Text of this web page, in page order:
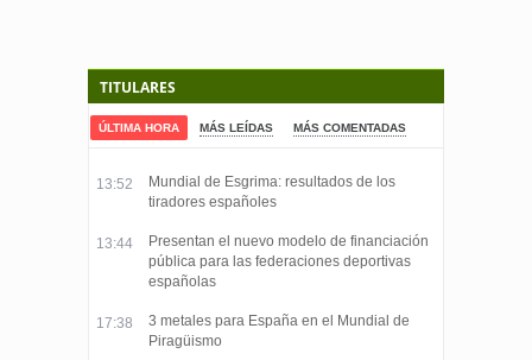
TITULARES
ÚLTIMA HORA MÁS LEÍDAS MÁS COMENTADAS
13:52
Mundial de Esgrima: resultados de los
tiradores españoles
13:44
Presentan el nuevo modelo de financiación
pública para las federaciones deportivas
españolas
17:38
3 metales para España en el Mundial de
Piragüismo